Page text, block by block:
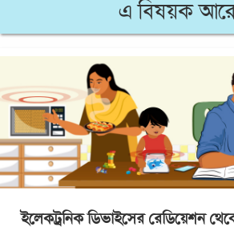
এ বিষয়ক
ইলেকট্রনিক ডিভাইসের রেডিয়েশন